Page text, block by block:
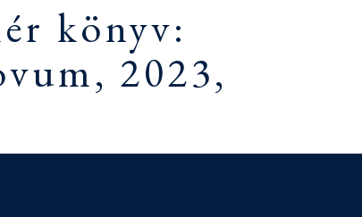
könyv:
2023,